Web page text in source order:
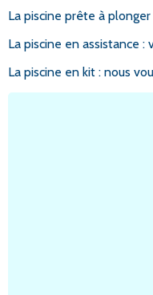
La piscine prête à
La piscine en assistance
La piscine en kit : nous